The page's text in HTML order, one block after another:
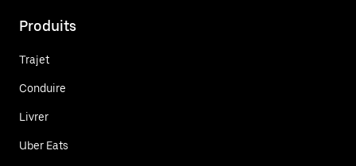
Produits
Trajet
Conduire
Livrer
Uber Eats